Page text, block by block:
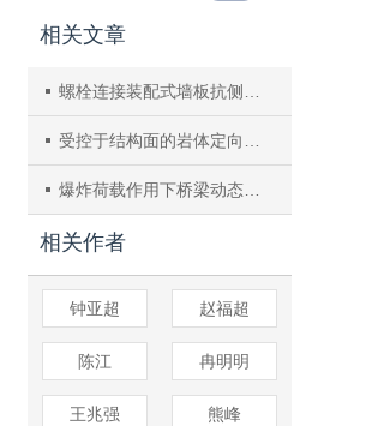
相关文章
螺栓连接装配式墙板抗侧刚度研究
受控于结构面的岩体定向剪切蠕变特性研究
爆炸荷载作用下桥梁动态响应及其损毁过程的数值模拟
相关作者
钟亚超 赵福超
陈江 冉明明
王兆强 熊峰